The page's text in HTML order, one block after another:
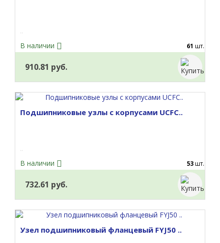
..
В наличии
61 шт.
910.81 руб.
Подшипниковые узлы с корпусами UCFC..
..
В наличии
53 шт.
732.61 руб.
Узел подшипниковый фланцевый FYJ50 ..